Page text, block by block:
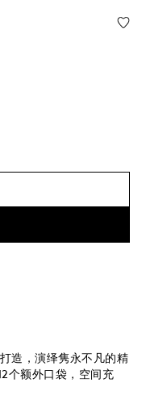
造，演绎隽永不凡的精
个额外口袋，空间充